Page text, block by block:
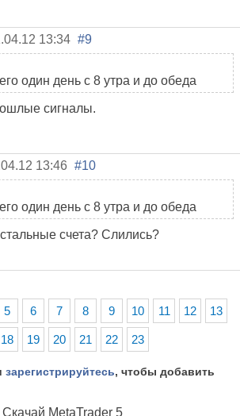
13:34 #9
один день с 8 утра и до обеда
сигналы.
13:46 #10
один день с 8 утра и до обеда
счета? Слились?
5 6 7 8 9 10 11 12 13
18 19 20 21 22 23
зарегистрируйтесь, чтобы добавить
Скачай MetaTrader 5